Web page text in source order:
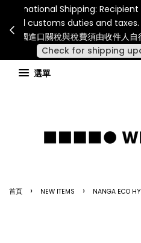
連假期間宅配服務將暫停配送
他不可抗力因素，出貨安
查看國內宅配
選單
首頁 › NEW ITEMS › NANGA ECO